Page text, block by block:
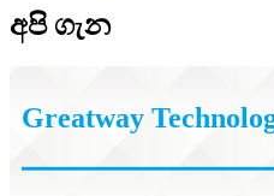
අපි ගැන
Greatway